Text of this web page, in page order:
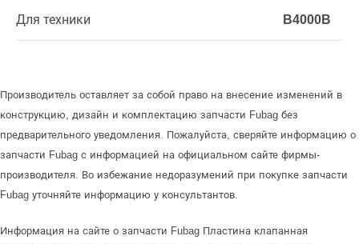
Для техники B4000B
Производитель оставляет за собой право на внесение изменений в
конструкцию, дизайн и комплектацию запчасти Fubag без
предварительного уведомления. Пожалуйста, сверяйте информацию о
запчасти Fubag с информацией на официальном сайте фирмы-
производителя. Во избежание недоразумений при покупке запчасти
Fubag уточняйте информацию у консультантов.
Информация на сайте о запчасти Fubag Пластина клапанная